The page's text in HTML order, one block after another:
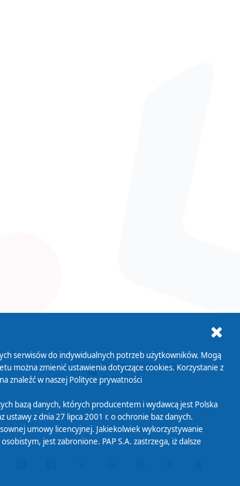
Biuletyn Informacji
Publicznej
serwisów do indywidualnych potrzeb użytkowników. Mogą
można zmienić ustawienia dotyczące cookies. Korzystanie z
znaleźć w naszej Polityce prywatności
bazą danych, których producentem i wydawcą jest Polska
z dnia 27 lipca 2001 r. o ochronie baz danych.
umowy licencyjnej. Jakiekolwiek wykorzystywanie
jest zabronione. PAP S.A. zastrzega, iż dalsze